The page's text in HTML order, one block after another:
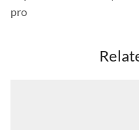
pro